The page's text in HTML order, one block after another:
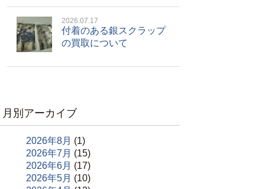
2026.07.17
付着のある銀スクラップ
の買取について
月別アーカイブ
2026年8月 (1)
2026年7月 (15)
2026年6月 (17)
2026年5月 (10)